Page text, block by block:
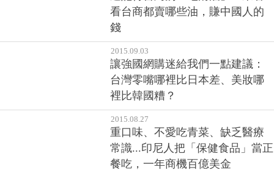
錢
2015.09.03
讓強國網購迷給我們一點建議：
台灣零嘴哪裡比日本差、美妝哪
裡比韓國糟？
2015.08.27
重口味、不愛吃青菜、缺乏醫療
常識...印尼人把「保健食品」當正
餐吃，一年商機百億美金
2015.08.20